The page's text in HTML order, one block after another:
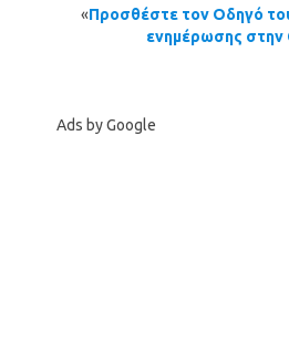
«Προσθέστε τον Οδηγό
ενημέρωσης στην
Ads by Google